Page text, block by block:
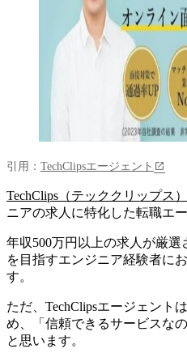
引用： TechClipsエージェント
TechClips（テッククリップス
ニアの求人に特化した転職エ
年収500万円以上の求人が厳
を目指すエンジニア経験者に
す。
ただ、TechClipsエージェント
め、「信頼できるサービスな
と思います。